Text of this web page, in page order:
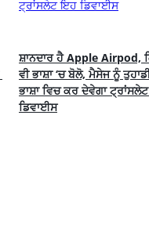
ਸ਼ਾਨਦਾਰ ਹੈ Apple Airpod,
ਵੀ ਭਾਸ਼ਾ ‘ਚ ਬੋਲੋ, ਮੈਸੇਜ ਨੂੰ
ਭਾਸ਼ਾ ਵਿਚ ਕਰ ਦੇਵੇਗਾ
ਡਿਵਾਈਸ